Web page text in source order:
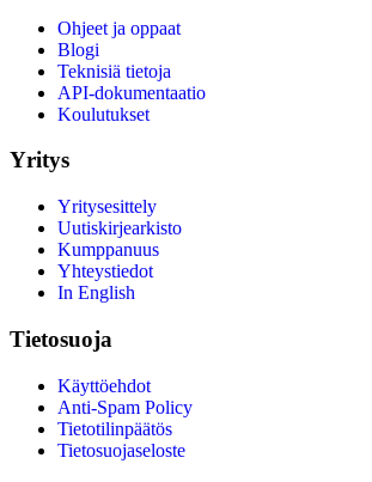
Ohjeet ja oppaat
Blogi
Teknisiä tietoja
API-dokumentaatio
Koulutukset
Yritys
Yritysesittely
Uutiskirjearkisto
Kumppanuus
Yhteystiedot
In English
Tietosuoja
Käyttöehdot
Anti-Spam Policy
Tietotilinpäätös
Tietosuojaseloste